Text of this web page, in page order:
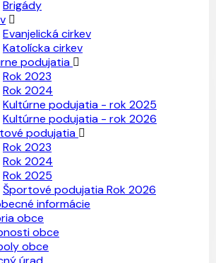
Brigády
Evanjelická cirkev
Katolícka cirkev
podujatia
Rok 2023
Rok 2024
Kultúrne podujatia - rok 2025
Kultúrne podujatia - rok 2026
podujatia
Rok 2023
Rok 2024
Rok 2025
Športové podujatia Rok 2026
informácie
obce
obce
obce